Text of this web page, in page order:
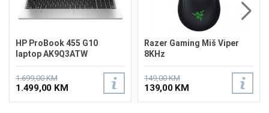
HP ProBook 455 G10
laptop AK9Q3ATW
1.699,00 KM
1.499,00 KM
Razer Gaming Miš Viper
8KHz
149,00 KM
139,00 KM